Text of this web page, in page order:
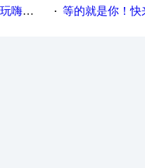
日！ · 等的就是你！快来